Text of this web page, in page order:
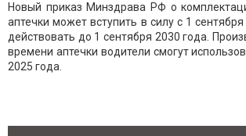
Новый приказ Минздрава РФ о
аптечки может вступить в силу с 1
действовать до 1 сентября 2030 года.
времени аптечки водители смогут
2025 года.